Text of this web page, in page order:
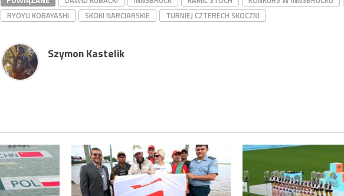
RYOYU KOBAYASHI
SKOKI NARCIARSKIE TURNIEJ CZTERECH SKOCZNI
Szymon Kastelik